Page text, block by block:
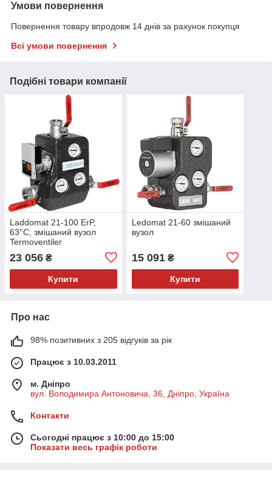
Умови повернення
Повернення товару впродовж 14 днів за рахунок покупця
Всі умови повернення
Подібні товари компанії
Laddomat 21-100 ErP,
63°C, змішаний вузол
Termoventiler
23 056 ₴
Купити
Ledomat 21-60 змішаний
вузол
15 091₴
Купити
Про нас
98% позитивних з 205 відгуків за рік
Працює з 10.03.2011
м. Дніпро
вул. Володимира Антоновича, 36, Дніпро, Україна
Контакти
Сьогодні працює з 10:00 до 15:00
Показати весь графік роботи